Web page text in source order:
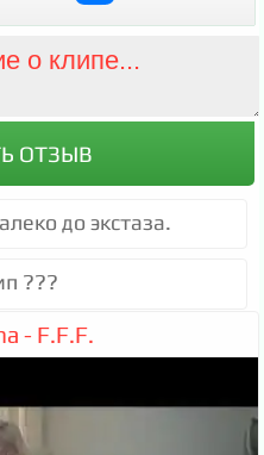
до экстаза.
???
- F.F.F.